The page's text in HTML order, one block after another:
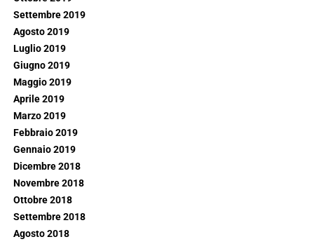
Settembre 2019
Agosto 2019
Luglio 2019
Giugno 2019
Maggio 2019
Aprile 2019
Marzo 2019
Febbraio 2019
Gennaio 2019
Dicembre 2018
Novembre 2018
Ottobre 2018
Settembre 2018
Agosto 2018